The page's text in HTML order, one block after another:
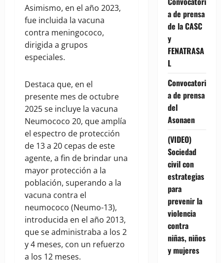
Asimismo, en el año 2023,
fue incluida la vacuna
contra meningococo,
dirigida a grupos
especiales.
Destaca que, en el
presente mes de octubre
2025 se incluye la vacuna
Neumococo 20, que amplía
el espectro de protección
de 13 a 20 cepas de este
agente, a fin de brindar una
mayor protección a la
población, superando a la
vacuna contra el
neumococo (Neumo-13),
introducida en el año 2013,
que se administraba a los 2
y 4 meses, con un refuerzo
a los 12 meses.
a de prensa
de la CASC
y
FENATRASA
L
Convocatori
a de prensa
del
Asonaen
(VIDEO)
Sociedad
civil con
estrategias
para
prevenir la
violencia
contra
niñas, niños
y mujeres